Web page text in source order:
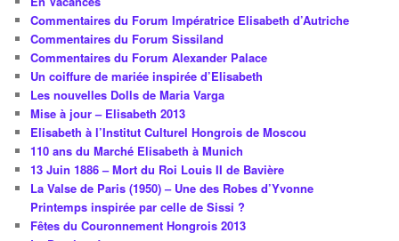
Commentaires du Forum Impératrice Elisabeth d’Autriche
Commentaires du Forum Sissiland
Commentaires du Forum Alexander Palace
Un coiffure de mariée inspirée d’Elisabeth
Les nouvelles Dolls de Maria Varga
Mise à jour – Elisabeth 2013
Elisabeth à l’Institut Culturel Hongrois de Moscou
110 ans du Marché Elisabeth à Munich
13 Juin 1886 – Mort du Roi Louis II de Bavière
La Valse de Paris (1950) – Une des Robes d’Yvonne
Printemps inspirée par celle de Sissi ?
Fêtes du Couronnement Hongrois 2013